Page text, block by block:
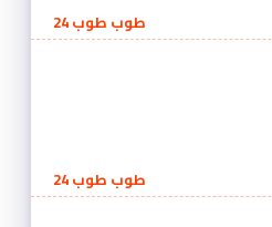
طوب طوب 24
طوب طوب 24